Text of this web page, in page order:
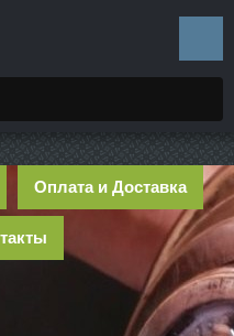
Оплата и Доставка